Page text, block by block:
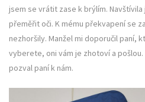
jsem se vrátit zase k brýlím.
přeměřit oči. K mému překvapení se
nezhoršily. Manžel mi doporučil paní,
vyberete, oni vám je zhotoví a
pozval paní k nám.